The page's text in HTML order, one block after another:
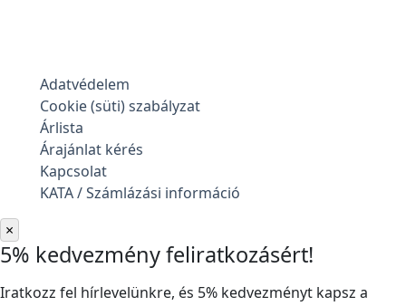
Adatvédelem
Cookie (süti) szabályzat
Árlista
Árajánlat kérés
Kapcsolat
KATA / Számlázási információ
×
5% kedvezmény feliratkozásért!
Iratkozz fel hírlevelünkre, és 5% kedvezményt kapsz a